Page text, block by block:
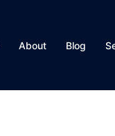
About Blog